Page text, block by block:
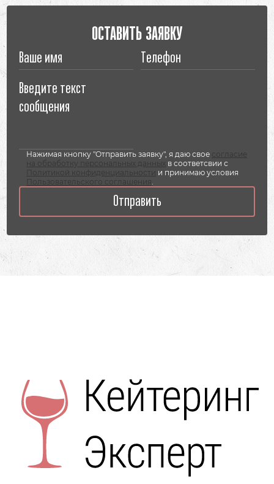
ОСТАВИТЬ ЗАЯВКУ
Нажимая кнопку "Отправить заявку", я даю свое
согласие
на обработку персональных данных
в соответсвии с
Политикой конфиденциальности и принимаю условия
Пользовательского соглашения.
Отправить